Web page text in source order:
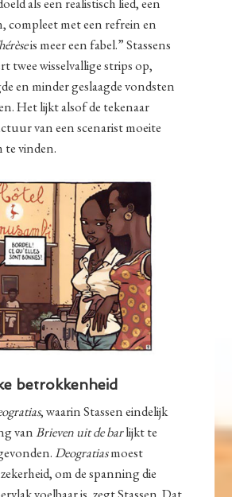
compleet met een refrein en
is meer een fabel.” Stassens
twee wisselvallige strips op,
en minder geslaagde vondsten
Het lijkt alsof de tekenaar
van een scenarist moeite
te vinden.
betrokkenheid
, waarin Stassen eindelijk
vanBrieven uit de barlijkt te
Deogratiasmoest
om de spanning die